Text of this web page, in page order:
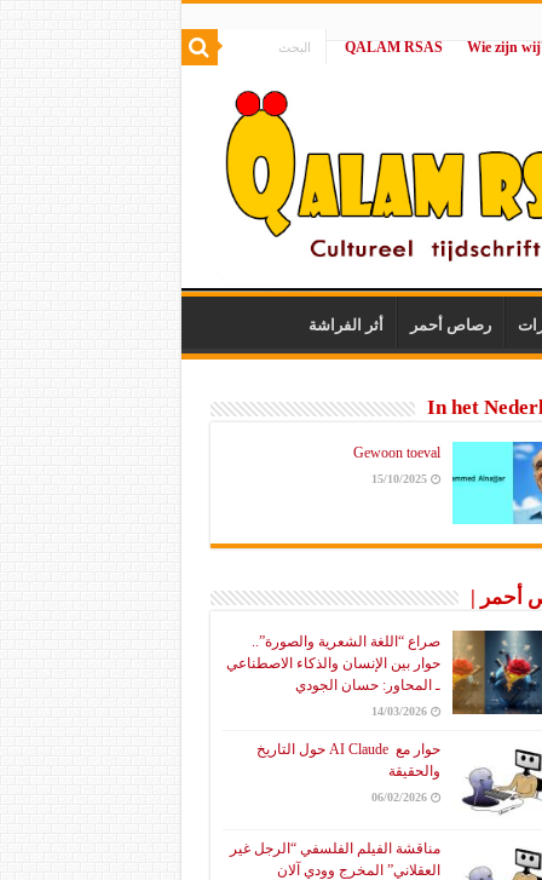
|
QALAM RSAS
رصاص أحمر أثر الفراشة
In het
Gewoon toeval
15/10/2025
أحمر |
صراع “اللغة الشعرية والصورة”..
حوار بين الإنسان والذكاء الاصطناعي
ـ المحاور: حسان الجودي
14/03/2026
حوار مع AI Claude حول التاريخ
والحقيقة
06/02/2026
مناقشة الفيلم الفلسفي “الرجل غير
العقلاني” المخرج وودي آلان